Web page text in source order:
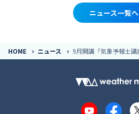
ニュース一覧へ
HOME ニュース 9月開講「気象予報士講